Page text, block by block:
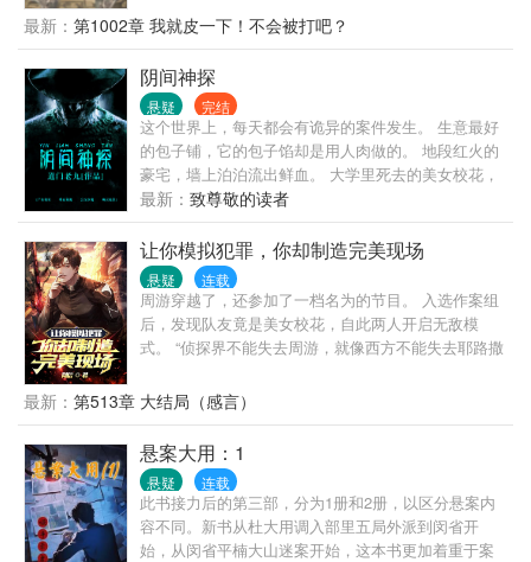
婚女，所有人都等着看笑话的时候，结果对方直接三
书主角改名张小龙，又是不一样的冒险之旅。书中有
和原着重合的地方，不过故事情节不一样，希望大家
积极点评。再次重申，我只是业余爱好，不好勿喷。
最新： 第1002章 我就皮一下！不会被打吧？
阴间神探
悬疑 完结
这个世界上，每天都会有诡异的案件发生。 生意最好
的包子铺，它的包子馅却是用人肉做的。 地段红火的
豪宅，墙上泊泊流出鲜血。 大学里死去的美女校花，
每逢忌日必会带走一人。 医院7号楼僵尸婴儿的传说，
又是否确有其事？ 中国最后一个仵作，用传承了三千
年的验尸手法，带你直击命案现场：世间本无鬼，妙
手雪冤屈。 连环杀人魔，性瘾者，吸血症，奸尸癖，
妖瞳人群，公安厅奇案通通大解密！
最新： 致尊敬的读者
让你模拟犯罪，你却制造完美现场
悬疑 连载
周游穿越了，还参加了一档名为的节目。 入选作案组
后，发现队友竟是美女校花，自此两人开启无敌模
式。 “侦探界不能失去周游，就像西方不能失去耶路撒
“确定了，是掌握杀人技的男人！” “周游，求你一定不
要把路给走歪了。” 导演制作节目的初衷，是为警示大
家不要尝试犯罪，悉知天网恢恢疏而不漏。 可周游的
出现，打破了这一切，各个侦破组拿他毫无办法。 节
目组为阻击他，不得不四处求援。 樱花国：“恶魔，你
不要过来啊...” 泡菜国：“据查，周游的先祖是后来迁移
到夏国的。” 美丽国：“当初我就说过，不要招惹他。”
最新： 第513章 大结局（感言）
悬案大用：1
悬疑 连载
此书接力后的第三部，分为1册和2册，以区分悬案内
容不同。新书从杜大用调入部里五局外派到闵省开
始，从闵省平楠大山迷案开始，这本书更加着重于案